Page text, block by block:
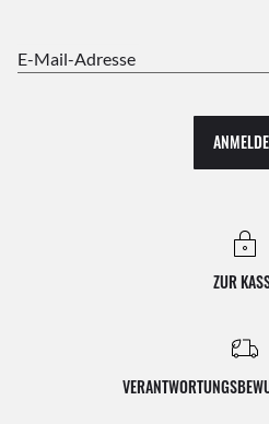
E-Mail-Adresse
ZUR